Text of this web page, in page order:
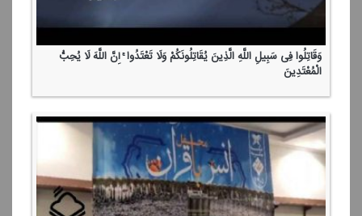
وَقَاتِلُوا فِی سَبِیلِ اللَّهِ الَّذِینَ یُقَاتِلُونَكُمْ وَلَا تَعْتَدُوا ۚ إِنَّ اللَّهَ لَا یُحِبُّ
الْمُعْتَدِینَ